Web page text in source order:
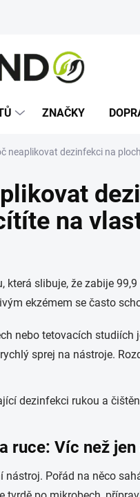
ZNAČKY
neaplikovat dezinfekci na
na
která slibuje, že zabije
ekzémem se často
nebo tetovacích
sprej na nástroje.
ruce: Víc než jen
nástroj. Pořád na něco